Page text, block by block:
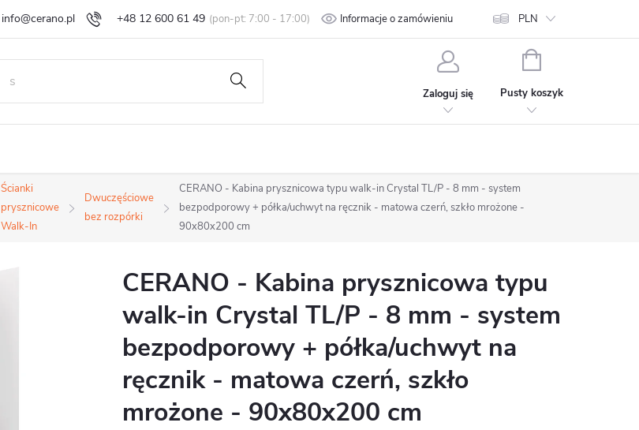
+48 12 600 61 49
info@cerano.pl
Indywidualna wycena Zwroty i reklamacje Regulamin Polityka prywatności Kontakt
Informacje o zamówieniu PLN
Zaloguj się
KOSZYK
Pusty koszyk
Ścianki
prysznicowe
Walk-In
Dwuczęściowe
bez rozpórki
CERANO - Kabina prysznicowa typu walk-in Crystal TL/P - 8 mm - system
bezpodporowy + półka/uchwyt na ręcznik - matowa czerń, szkło mrożone -
90x80x200 cm
CERANO - Kabina prysznicowa typu
walk-in Crystal TL/P - 8 mm - system
bezpodporowy + półka/uchwyt na
ręcznik - matowa czerń, szkło
mrożone - 90x80x200 cm